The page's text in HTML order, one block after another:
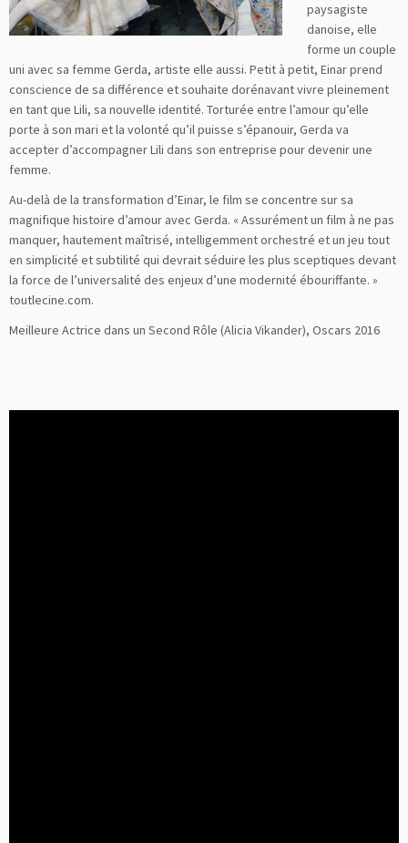
paysagiste
danoise, elle
forme un couple
uni avec sa femme Gerda, artiste elle aussi. Petit à petit, Einar prend
conscience de sa différence et souhaite dorénavant vivre pleinement
en tant que Lili, sa nouvelle identité. Torturée entre l’amour qu’elle
porte à son mari et la volonté qu’il puisse s’épanouir, Gerda va
accepter d’accompagner Lili dans son entreprise pour devenir une
femme.
Au-delà de la transformation d’Einar, le film se concentre sur sa
magnifique histoire d’amour avec Gerda. « Assurément un film à ne pas
manquer, hautement maîtrisé, intelligemment orchestré et un jeu tout
en simplicité et subtilité qui devrait séduire les plus sceptiques devant
la force de l’universalité des enjeux d’une modernité ébouriffante. »
toutlecine.com.
Meilleure Actrice dans un Second Rôle (Alicia Vikander), Oscars 2016